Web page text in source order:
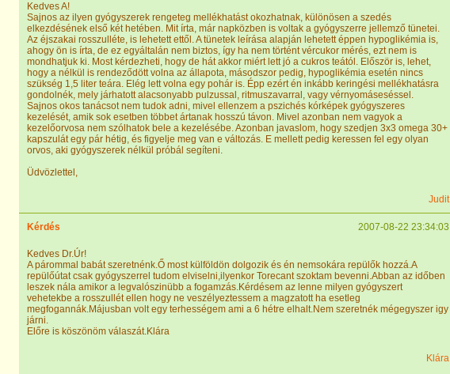
Kedves A!
Sajnos az ilyen gyógyszerek rengeteg mellékhatást okozhatnak, különösen a szedés
elkezdésének első két hetében. Mit írta, már napközben is voltak a gyógyszerre jellemző tünetei.
Az éjszakai rosszulléte, is lehetett ettől. A tünetek leírása alapján lehetett éppen hypoglikémia is,
ahogy ön is írta, de ez egyáltalán nem biztos, így ha nem történt vércukor mérés, ezt nem is
mondhatjuk ki. Most kérdezheti, hogy de hát akkor miért lett jó a cukros teától. Először is, lehet,
hogy a nélkül is rendeződött volna az állapota, másodszor pedig, hypoglikémia esetén nincs
szükség 1,5 liter teára. Elég lett volna egy pohár is. Épp ezért én inkább keringési mellékhatásra
gondolnék, mely járhatott alacsonyabb pulzussal, ritmuszavarral, vagy vérnyomáseséssel.
Sajnos okos tanácsot nem tudok adni, mivel ellenzem a pszichés kórképek gyógyszeres
kezelését, amik sok esetben többet ártanak hosszú távon. Mivel azonban nem vagyok a
kezelőorvosa nem szólhatok bele a kezelésébe. Azonban javaslom, hogy szedjen 3x3 omega 30+
kapszulát egy pár hétig, és figyelje meg van e változás. E mellett pedig keressen fel egy olyan
orvos, aki gyógyszerek nélkül próbál segíteni.
Üdvözlettel,
Judit
Kérdés 2007-08-22 23:34:03
Kedves Dr.Úr!
A párommal babát szeretnénk.Ő most külföldön dolgozik és én nemsokára repülők hozzá.A
repülőútat csak gyógyszerrel tudom elviselni,ilyenkor Torecant szoktam bevenni.Abban az időben
leszek nála amikor a legvalószinübb a fogamzás.Kérdésem az lenne milyen gyógyszert
vehetekbe a rosszullét ellen hogy ne veszélyeztessem a magzatott ha esetleg
megfogannák.Májusban volt egy terhességem ami a 6 hétre elhalt.Nem szeretnék mégegyszer igy
járni.
Előre is köszönöm válaszát.Klára
Klára